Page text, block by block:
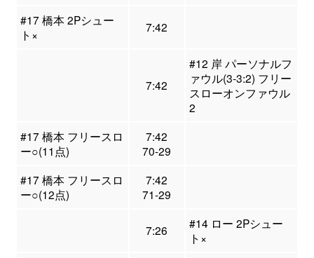
#17 橋本 2Pシュー
ト×
7:42
7:42
#12 岸 パーソナルフ
ァウル(3-3:2) フリー
スローオンファウル
2
#17 橋本 フリースロ
ー○(11点)
7:42
70-29
#17 橋本 フリースロ
ー○(12点)
7:42
71-29
7:26
#14 ロー 2Pシュー
ト×